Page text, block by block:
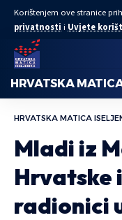
Korištenjem ove stranice
privatnosti i Uvjete
HRVATSKA
HRVATSKA MATICA
Mladi iz
Hrvatske
radionici